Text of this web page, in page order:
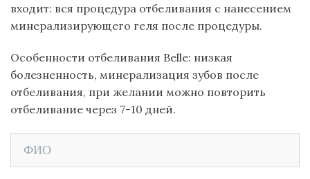
входит: вся процедура отбеливания с нанесением
минерализирующего геля после процедуры.
Особенности отбеливания Belle: низкая
болезненность, минерализация зубов после
отбеливания, при желании можно повторить
отбеливание через 7-10 дней.